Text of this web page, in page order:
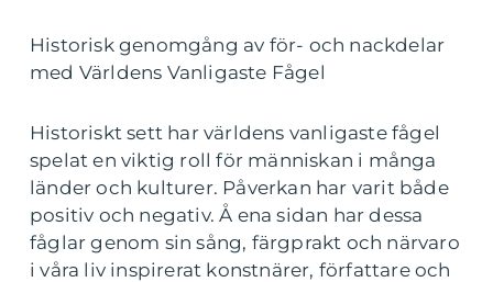
Historisk genomgång av för- och nackdelar
med Världens Vanligaste Fågel
Historiskt sett har världens vanligaste fågel
spelat en viktig roll för människan i många
länder och kulturer. Påverkan har varit både
positiv och negativ. Å ena sidan har dessa
fåglar genom sin sång, färgprakt och närvaro
i våra liv inspirerat konstnärer, författare och